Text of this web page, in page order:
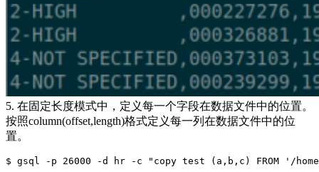
5. 在固定长度模式中，定义每一个字段在数据文件中的位置。
按照column(offset,length)格式定义每一列在数据文件中的位
置。